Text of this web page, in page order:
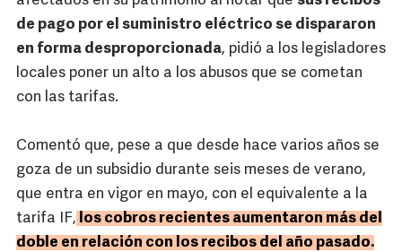
de pago por el suministro eléctrico se dispararon
en forma desproporcionada, pidió a los legisladores
locales poner un alto a los abusos que se cometan
con las tarifas.
Comentó que, pese a que desde hace varios años se
goza de un subsidio durante seis meses de verano,
que entra en vigor en mayo, con el equivalente a la
tarifa IF, los cobros recientes aumentaron más del
doble en relación con los recibos del año pasado.